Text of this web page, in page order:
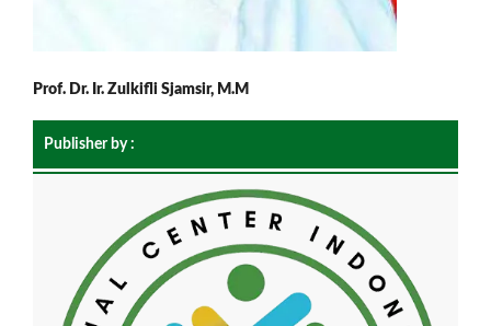
Prof. Dr. Ir. Zulkifli Sjamsir, M.M
Publisher by :